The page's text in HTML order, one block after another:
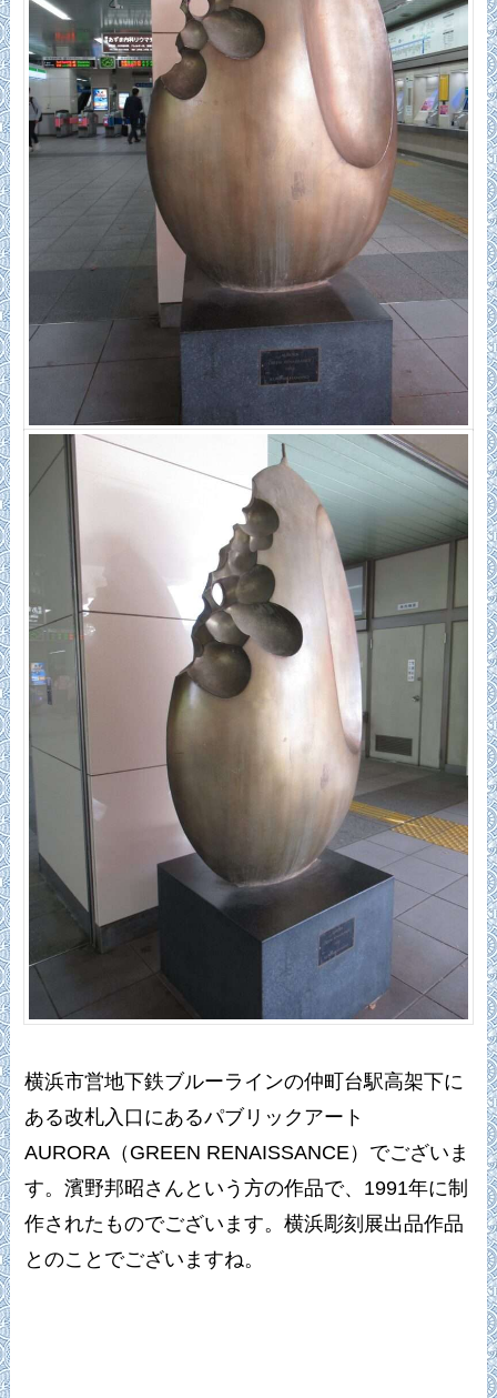
横浜市営地下鉄ブルーラインの仲町台駅高架下に
ある改札入口にあるパブリックアート
AURORA（GREEN RENAISSANCE）でございま
す。濱野邦昭さんという方の作品で、1991年に制
作されたものでございます。横浜彫刻展出品作品
とのことでございますね。